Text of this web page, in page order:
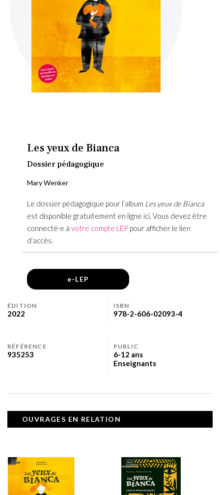
Les yeux de Bianca
Dossier pédagogique
Mary Wenker
Le dossier pédagogique pour l’album Les yeux de Bianca
est disponible gratuitement en ligne ici. Vous devez être
connecté·e à votre compte LEP pour afficher le lien
d’accès.
e-LEP
of
the
gallery
ÉDITION
2022
ISBN
978-2-606-02093-4
RÉFÉRENCE
935253
PUBLIC
6-12 ans
Enseignants
OUVRAGES EN RELATION